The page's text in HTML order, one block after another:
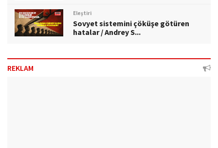
Eleştiri
Sovyet sistemini çöküşe götüren
hatalar / Andrey S...
REKLAM